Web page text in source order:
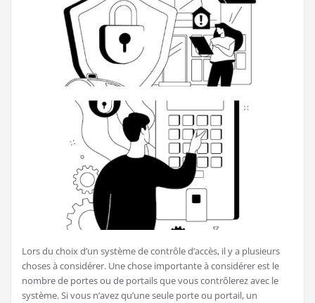
Lors du choix d’un système de contrôle d’accès, il y a plusieurs
choses à considérer. Une chose importante à considérer est le
nombre de portes ou de portails que vous contrôlerez avec le
système. Si vous n’avez qu’une seule porte ou portail, un